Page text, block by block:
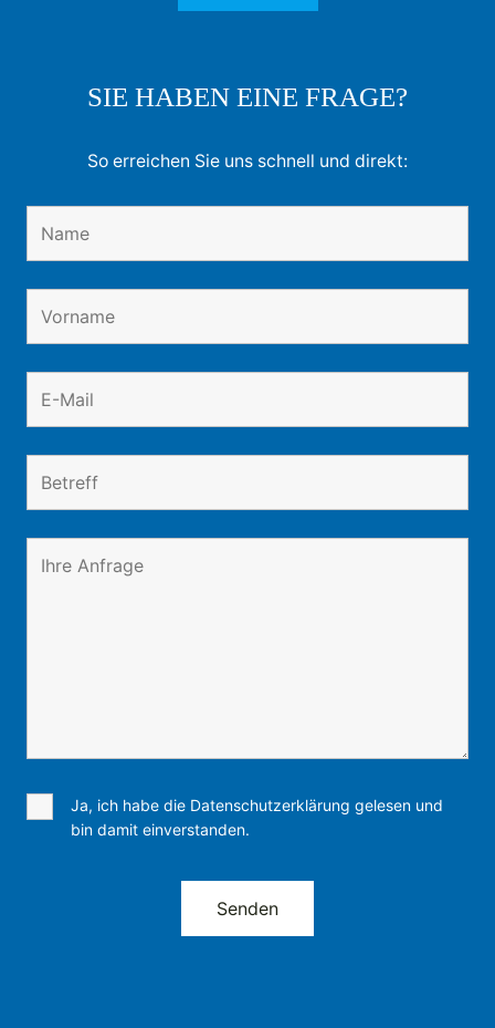
SIE HABEN EINE FRAGE?
So erreichen Sie uns schnell und direkt:
Ja, ich habe die Datenschutzerklärung gelesen und
bin damit einverstanden.